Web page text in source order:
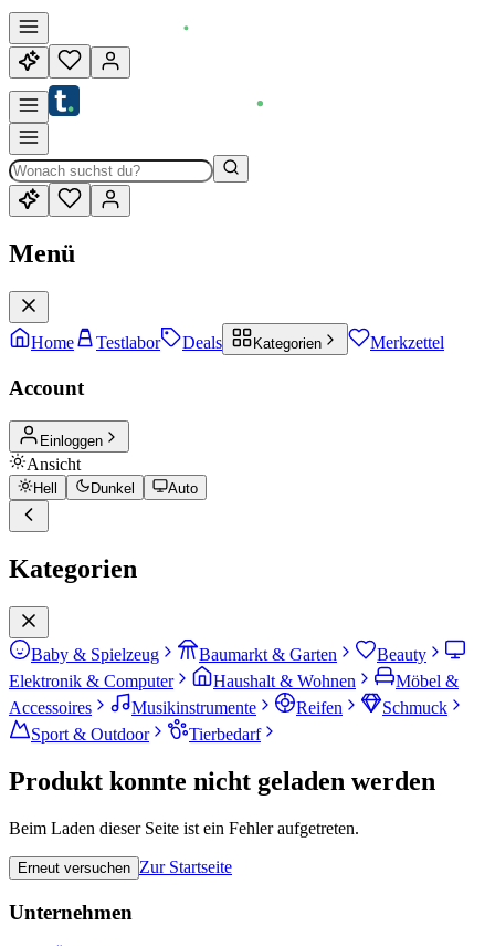
Menü
Home Testlabor Deals Kategorien Merkzettel
Account
Einloggen
Ansicht
Hell Dunkel Auto
Kategorien
Baby & Spielzeug Baumarkt & Garten
Beauty
Elektronik & Computer
Haushalt & Wohnen
Möbel &
Accessoires
Musikinstrumente Reifen
Schmuck
Sport & Outdoor
Tierbedarf
Produkt konnte nicht geladen werden
Beim Laden dieser Seite ist ein Fehler aufgetreten.
Erneut versuchen Zur Startseite
Unternehmen